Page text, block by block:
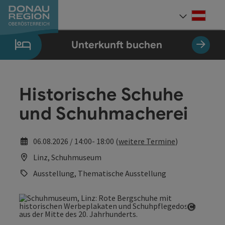
Zum Inhalt
Zur Navigation
Zum Seitenanfang
Zur Kontaktseite
Zum Impressum
Zur Startseite
Unterkunft buchen
Historische Schuhe
und Schuhmacherei
06.08.2026 / 14:00- 18:00 (weitere Termine)
Linz, Schuhmuseum
Ausstellung, Thematische Ausstellung